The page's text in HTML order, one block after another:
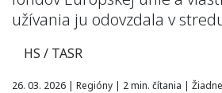
užívania ju odovzdala v
HS / TASR
26. 03. 2026 | Regióny | 2 min. čítania |